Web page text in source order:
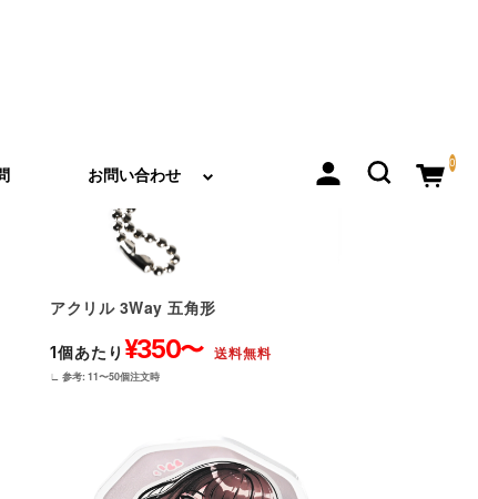
アクリル 3Way 五角形
1個あたり ¥350〜 送料無料
∟ 参考: 11〜50個注文時